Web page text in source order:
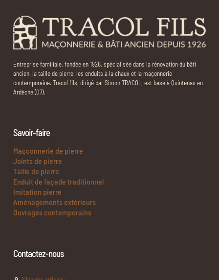
Entreprise familiale, fondée en 1926, spécialisée dans la rénovation du bâti
ancien, la taille de pierre, les enduits à la chaux et la maçonnerie
contemporaine. Tracol fils, dirigé par Simon TRACOL, est basé à Quintenas en
Ardèche (07).
Savoir-faire
Maçconnerie de pierre
Joints de pierre
Taille de pierre
Enduit de façade traditionnel
Imitation pierre
Aménagements extérieurs
Ouvrages contemporains
Contactez-nous